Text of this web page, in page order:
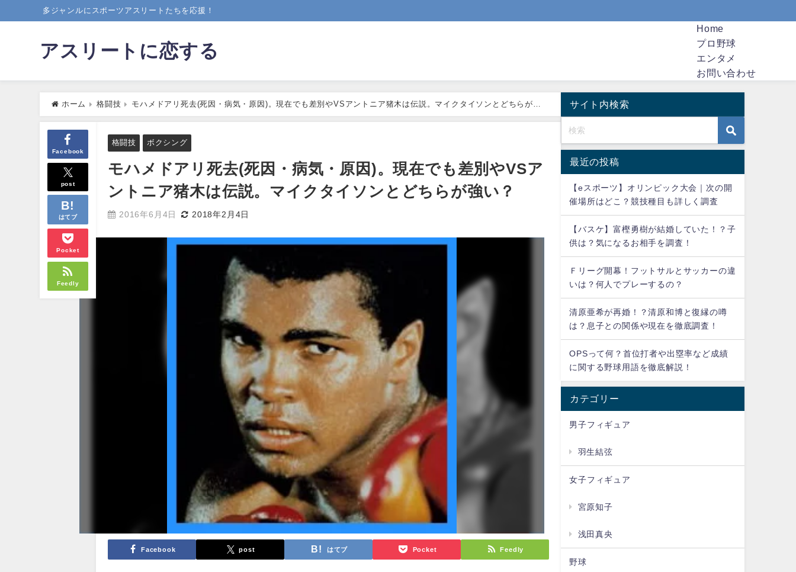
多ジャンルにスポーツアスリートたちを応援！
アスリートに恋する
Home
プロ野球
エンタメ
お問い合わせ
ホーム 格闘技
モハメドアリ死去(死因・病気・原因)。現在でも差別やVSアントニア猪木は伝説。マイクタイソンとどちらが強
い？
Facebook
post
はてブ
Pocket
Feedly
格闘技 ボクシング
モハメドアリ死去(死因・病気・原因)。現在でも差別やVSア
ントニア猪木は伝説。マイクタイソンとどちらが強い？
2016年6月4日 2018年2月4日
Facebook post はてブ Pocket Feedly
サイト内検索
最近の投稿
【eスポーツ】オリンピック大会｜次の開
催場所はどこ？競技種目も詳しく調査
【バスケ】富樫勇樹が結婚していた！？子
供は？気になるお相手を調査！
Ｆリーグ開幕！フットサルとサッカーの違
いは？何人でプレーするの？
清原亜希が再婚！？清原和博と復縁の噂
は？息子との関係や現在を徹底調査！
OPSって何？首位打者や出塁率など成績
に関する野球用語を徹底解説！
カテゴリー
男子フィギュア
羽生結弦
女子フィギュア
宮原知子
浅田真央
野球